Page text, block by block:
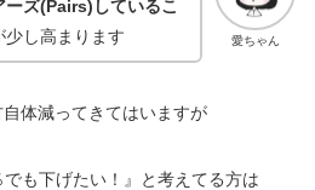
愛ちゃん
ズ(Pairs)しているこ
少し高まります
体減ってきてはいますが
でも下げたい！』と考えてる方は